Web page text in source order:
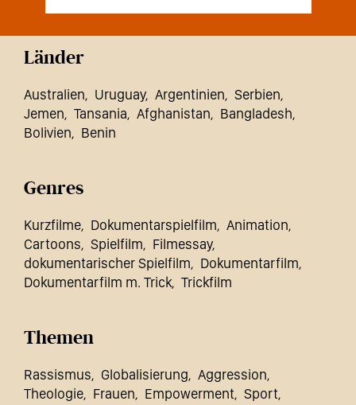
Länder
Australien Uruguay Argentinien
Serbien
Jemen
Tansania Afghanistan
Bangladesh
Bolivien
Benin
Genres
Kurzfilme Dokumentarspielfilm
Animation
Cartoons
Spielfilm
Filmessay
dokumentarischer Spielfilm
Dokumentarfilm
Dokumentarfilm m. Trick Trickfilm
Themen
Rassismus Globalisierung
Aggression
Theologie
Frauen Empowerment Sport